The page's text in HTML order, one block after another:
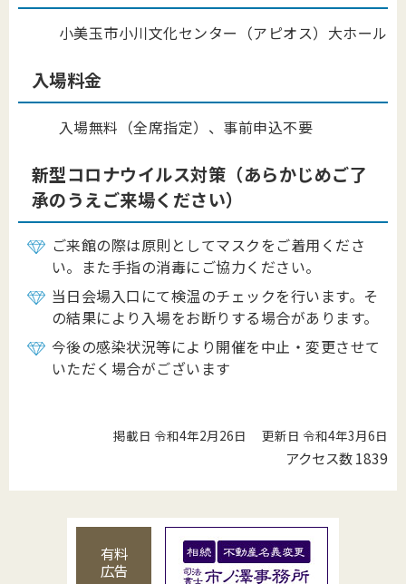
小美玉市小川文化センター（アピオス）大ホール
入場料金
入場無料（全席指定）、事前申込不要
新型コロナウイルス対策（あらかじめご了
承のうえご来場ください）
ご来館の際は原則としてマスクをご着用くださ
い。また手指の消毒にご協力ください。
当日会場入口にて検温のチェックを行います。そ
の結果により入場をお断りする場合があります。
今後の感染状況等により開催を中止・変更させて
いただく場合がございます
掲載日 令和4年2月26日 更新日 令和4年3月6日
アクセス数1839
有料
広告